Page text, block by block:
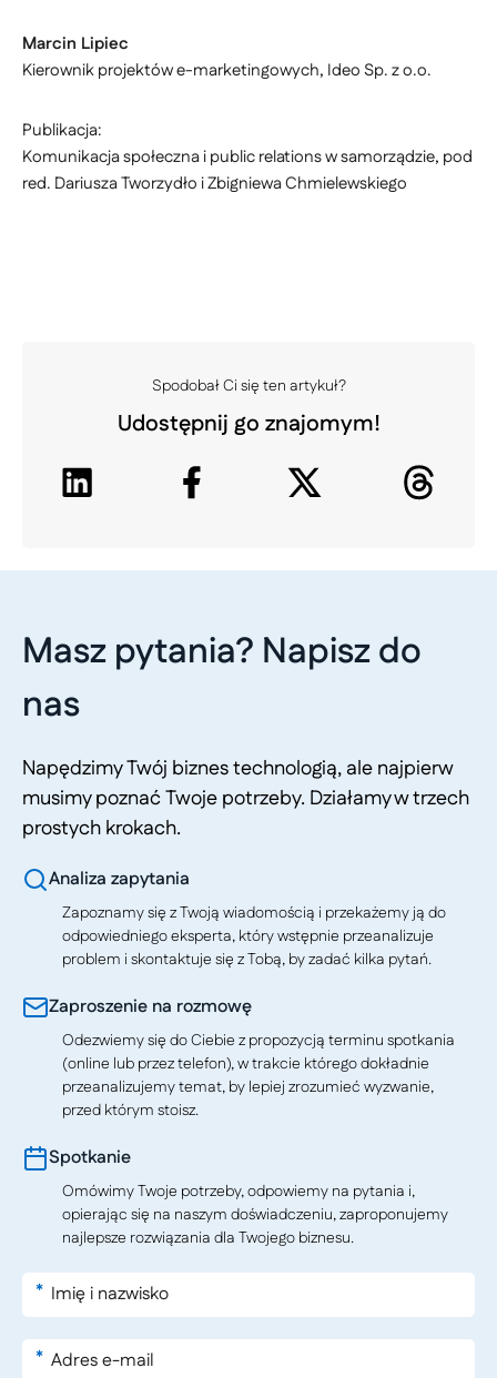
Marcin Lipiec
Kierownik projektów e-marketingowych, Ideo Sp. z o.o.
Publikacja:
Komunikacja społeczna i public relations w samorządzie, pod
red. Dariusza Tworzydło i Zbigniewa Chmielewskiego
Spodobał Ci się ten artykuł?
Udostępnij go znajomym!
Masz pytania? Napisz do
nas
Napędzimy Twój biznes technologią, ale najpierw
musimy poznać Twoje potrzeby. Działamy w trzech
prostych krokach.
Analiza zapytania
Zapoznamy się z Twoją wiadomością i przekażemy ją do
odpowiedniego eksperta, który wstępnie przeanalizuje
problem i skontaktuje się z Tobą, by zadać kilka pytań.
Zaproszenie na rozmowę
Odezwiemy się do Ciebie z propozycją terminu spotkania
(online lub przez telefon), w trakcie którego dokładnie
przeanalizujemy temat, by lepiej zrozumieć wyzwanie,
przed którym stoisz.
Spotkanie
Omówimy Twoje potrzeby, odpowiemy na pytania i,
opierając się na naszym doświadczeniu, zaproponujemy
najlepsze rozwiązania dla Twojego biznesu.
*
*